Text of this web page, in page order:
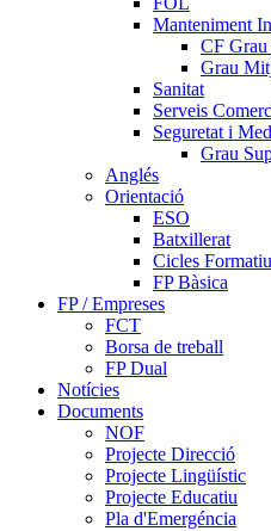
Manteniment
CF Grau
Grau
Sanitat
Serveis
Seguretat i
Grau
Anglés
Orientació
ESO
Batxillerat
Cicles
FP Bàsica
FP / Empreses
FCT
Borsa de treball
FP Dual
Notícies
Documents
NOF
Projecte Direcció
Projecte Lingüístic
Projecte Educatiu
Pla d'Emergéncia